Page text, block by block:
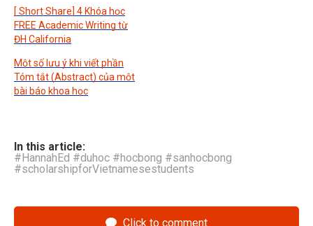
[ Short Share] 4 Khóa học
FREE Academic Writing từ
ĐH California
Một số lưu ý khi viết phần
Tóm tắt (Abstract) của một
bài báo khoa học
In this article:
#HannahEd #duhoc #hocbong #sanhocbong
#scholarshipforVietnamesestudents
Click to comment